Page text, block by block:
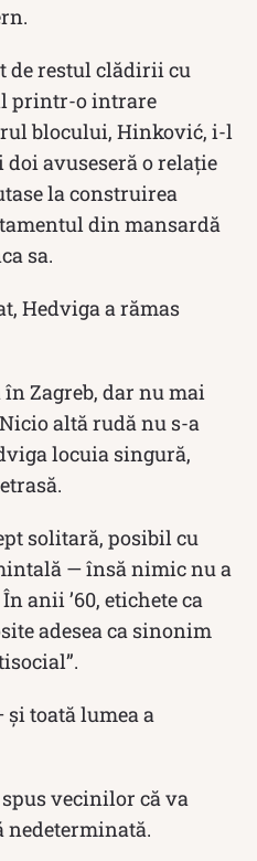
de restul clădirii cu
printr-o intrare
blocului, Hinković, i-l
doi avuseseră o relație
la construirea
din mansardă
sa.
Hedviga a rămas
în Zagreb, dar nu mai
altă rudă nu s-a
locuia singură,
solitară, posibil cu
— însă nimic nu a
anii ’60, etichete ca
adesea ca sinonim
și toată lumea a
vecinilor că va
nedeterminată.